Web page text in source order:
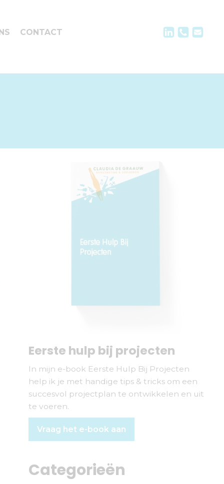
CONTACT
Eerste hulp bij projecten
In mijn e-book Eerste Hulp Bij Projecten
help ik je met handige tips & tricks om een
succesvol projectplan te ontwikkelen en uit
te voeren.
Vraag het e-book aan
Categorieën